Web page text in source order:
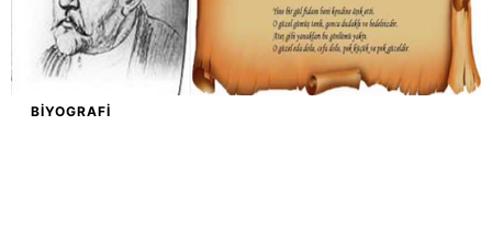
BIYOGRAFI